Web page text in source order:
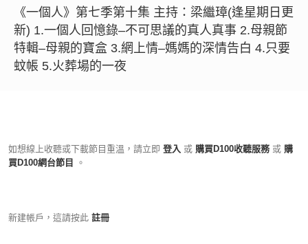
《一個人》第七季第十集 主持：梁繼璋(逢星期日更
新) 1.一個人回憶錄–不可思議的真人真事 2.母親節
特輯–母親的寶盒 3.網上情–媽媽的深情告白 4.只要
蚊帳 5.火葬場的一夜
如想線上收聽或下載節目重溫，請立即 登入 或 購買D100收聽服務 或 購
買D100網台節目
。
新建帳戶，這請按此 註冊